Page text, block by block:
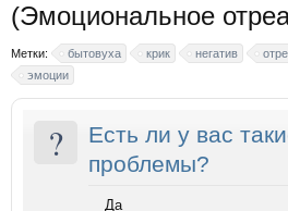
(Эмоциональное
Метки: бытовуха крик негатив
эмоции
?
Есть ли у вас
проблемы?
Да